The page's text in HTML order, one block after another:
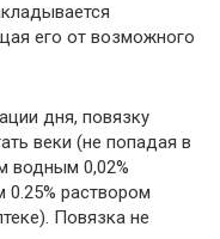
его от возможного
дня, повязку
веки (не попадая в
водным 0,02%
раствором
Повязка не